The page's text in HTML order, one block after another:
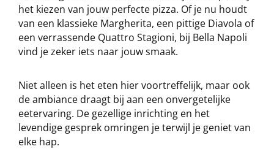
het kiezen van jouw perfecte pizza. Of je nu houdt
van een klassieke Margherita, een pittige Diavola of
een verrassende Quattro Stagioni, bij Bella Napoli
vind je zeker iets naar jouw smaak.
Niet alleen is het eten hier voortreffelijk, maar ook
de ambiance draagt bij aan een onvergetelijke
eetervaring. De gezellige inrichting en het
levendige gesprek omringen je terwijl je geniet van
elke hap.